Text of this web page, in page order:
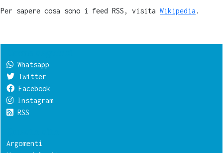
Per sapere cosa sono i feed RSS, visita Wikipedia .
Whatsapp
Twitter
Facebook
Instagram
RSS
Argomenti